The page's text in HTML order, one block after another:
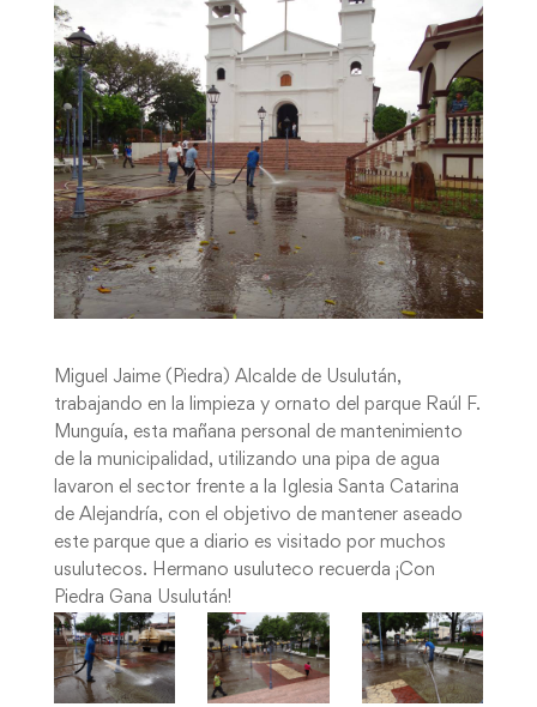
Miguel Jaime (Piedra) Alcalde de Usulután,
trabajando en la limpieza y ornato del parque Raúl F.
Munguía, esta mañana personal de mantenimiento
de la municipalidad, utilizando una pipa de agua
lavaron el sector frente a la Iglesia Santa Catarina
de Alejandría, con el objetivo de mantener aseado
este parque que a diario es visitado por muchos
usulutecos. Hermano usuluteco recuerda ¡Con
Piedra Gana Usulután!